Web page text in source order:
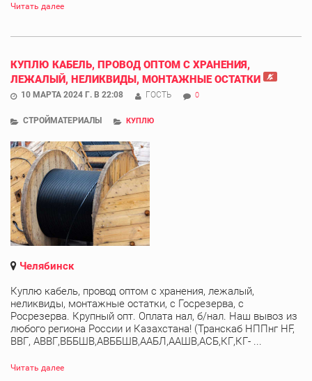
Читать далее
КУПЛЮ КАБЕЛЬ, ПРОВОД ОПТОМ С ХРАНЕНИЯ,
ЛЕЖАЛЫЙ, НЕЛИКВИДЫ, МОНТАЖНЫЕ ОСТАТКИ
10 МАРТА 2024 Г. В 22:08 ГОСТЬ 0
СТРОЙМАТЕРИАЛЫ КУПЛЮ
Челябинск
Куплю кабель, провод оптом с хранения, лежалый,
неликвиды, монтажные остатки, с Госрезерва, с
Росрезерва. Крупный опт. Оплата нал, б/нал. Наш вывоз из
любого региона России и Казахстана! (Транскаб НППнг HF,
ВВГ, АВВГ,ВББШВ,АВББШВ,ААБЛ,ААШВ,АСБ,КГ,КГ- ...
Читать далее